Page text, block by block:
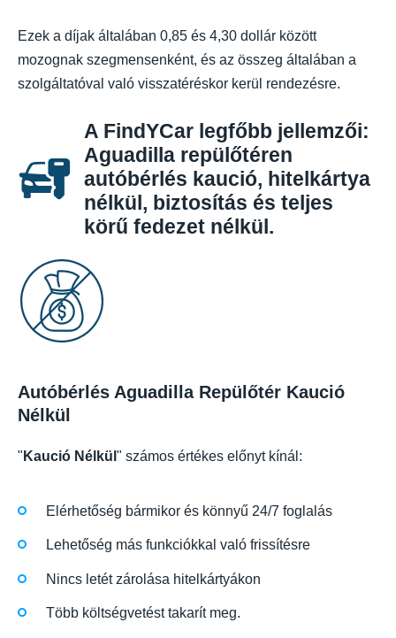
Ezek a díjak általában 0,85 és 4,30 dollár között
mozognak szegmensenként, és az összeg általában a
szolgáltatóval való visszatéréskor kerül rendezésre.
A FindYCar legfőbb jellemzői:
Aguadilla repülőtéren
autóbérlés kaució, hitelkártya
nélkül, biztosítás és teljes
körű fedezet nélkül.
Autóbérlés Aguadilla Repülőtér Kaució
Nélkül
" Kaució Nélkül " számos értékes előnyt kínál:
Elérhetőség bármikor és könnyű 24/7 foglalás
Lehetőség más funkciókkal való frissítésre
Nincs letét zárolása hitelkártyákon
Több költségvetést takarít meg.